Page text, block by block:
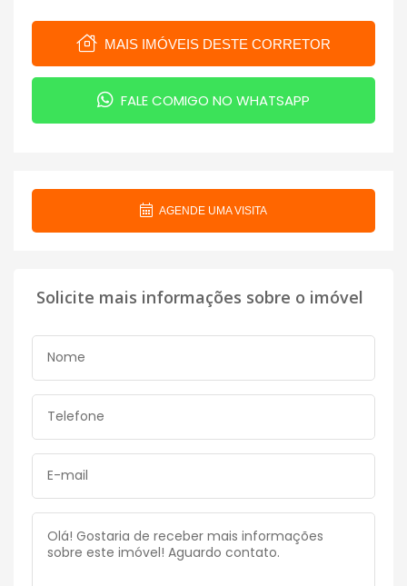
MAIS IMÓVEIS DESTE CORRETOR
FALE COMIGO NO WHATSAPP
AGENDE UMA VISITA
Solicite mais informações sobre o imóvel